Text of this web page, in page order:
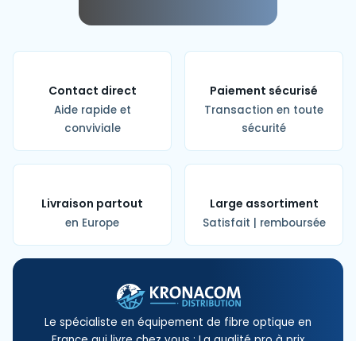
Contact direct
Aide rapide et
conviviale
Paiement sécurisé
Transaction en toute
sécurité
Livraison partout
en Europe
Large assortiment
Satisfait | remboursée
Le spécialiste en équipement de fibre optique en